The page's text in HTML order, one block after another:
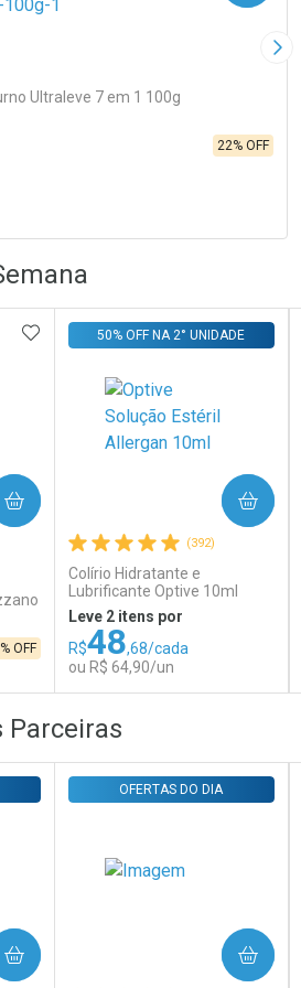
Ultraleve 7 em 1 100g
22% OFF
OFF
ADICIONAR AOS FAVORITOS
FECHAR
FECHAR
(392)
Colírio Hidratante e
Lubrificante Optive 10ml
50% OFF NA 2° UNIDADE
Leve 2 itens por
R$48,68/cada
ou R$ 64,90/un
COMPRAR
Parceiras
OFERTAS DO DIA
COMPRAR